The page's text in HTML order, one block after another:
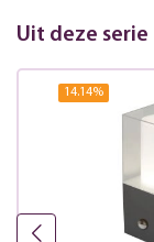
Uit deze serie
14.14%